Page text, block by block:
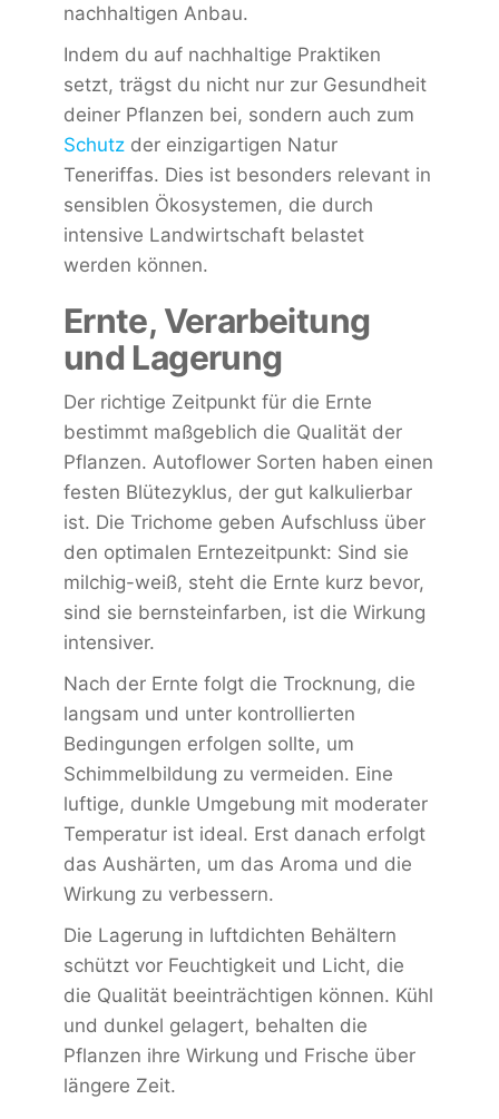
nachhaltigen Anbau.
Indem du auf nachhaltige Praktiken
setzt, trägst du nicht nur zur Gesundheit
deiner Pflanzen bei, sondern auch zum
Schutzder einzigartigen Natur
Teneriffas. Dies ist besonders relevant in
sensiblen Ökosystemen, die durch
intensive Landwirtschaft belastet
werden können.
Ernte, Verarbeitung
und Lagerung
Der richtige Zeitpunkt für die Ernte
bestimmt maßgeblich die Qualität der
Pflanzen. Autoflower Sorten haben einen
festen Blütezyklus, der gut kalkulierbar
ist. Die Trichome geben Aufschluss über
den optimalen Erntezeitpunkt: Sind sie
milchig-weiß, steht die Ernte kurz bevor,
sind sie bernsteinfarben, ist die Wirkung
intensiver.
Nach der Ernte folgt die Trocknung, die
langsam und unter kontrollierten
Bedingungen erfolgen sollte, um
Schimmelbildung zu vermeiden. Eine
luftige, dunkle Umgebung mit moderater
Temperatur ist ideal. Erst danach erfolgt
das Aushärten, um das Aroma und die
Wirkung zu verbessern.
Die Lagerung in luftdichten Behältern
schützt vor Feuchtigkeit und Licht, die
die Qualität beeinträchtigen können. Kühl
und dunkel gelagert, behalten die
Pflanzen ihre Wirkung und Frische über
längere Zeit.